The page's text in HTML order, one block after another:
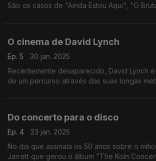
São os casos de "Ainda Estou Aqui", "O
O cinema de David Lynch
Ep. 5
30 jan. 2025
Recentemente desaparecido, David Lynch
de um percurso através das suas longas
Do concerto para o disco
Ep. 4
23 jan. 2025
No dia que assinala os 50 anos sobre o
Jarrett que gerou o álbum "The Koln